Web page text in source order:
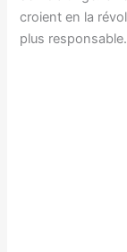
croient en la
plus responsable.